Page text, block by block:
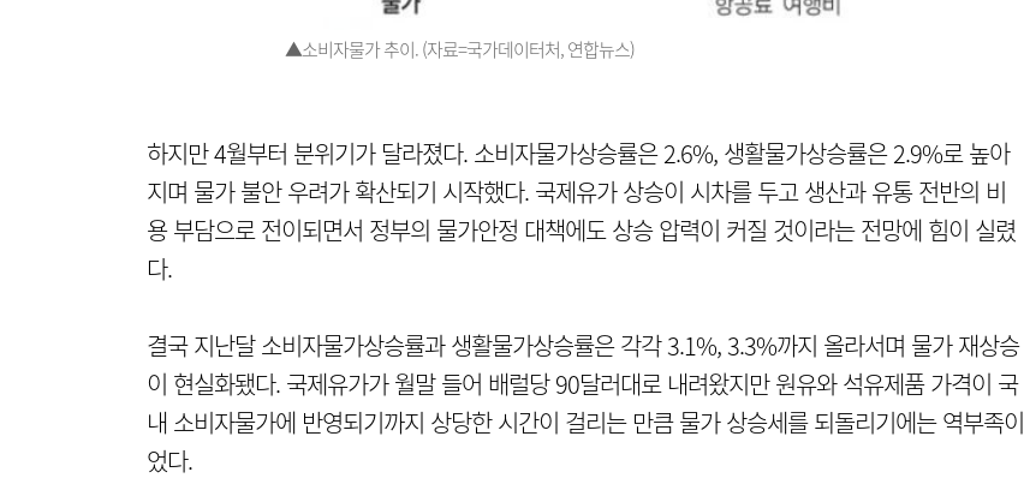
▲소비자물가 추이. (자료=국가데이터처, 연합뉴스)
하지만 4월부터 분위기가 달라졌다. 소비자물가상승률은 2.6%, 생활물가상승률은 2.9%로 높아
지며 물가 불안 우려가 확산되기 시작했다. 국제유가 상승이 시차를 두고 생산과 유통 전반의 비
용 부담으로 전이되면서 정부의 물가안정 대책에도 상승 압력이 커질 것이라는 전망에 힘이 실렸
다.
결국 지난달 소비자물가상승률과 생활물가상승률은 각각 3.1%, 3.3%까지 올라서며 물가 재상승
이 현실화됐다. 국제유가가 월말 들어 배럴당 90달러대로 내려왔지만 원유와 석유제품 가격이 국
내 소비자물가에 반영되기까지 상당한 시간이 걸리는 만큼 물가 상승세를 되돌리기에는 역부족이
었다.